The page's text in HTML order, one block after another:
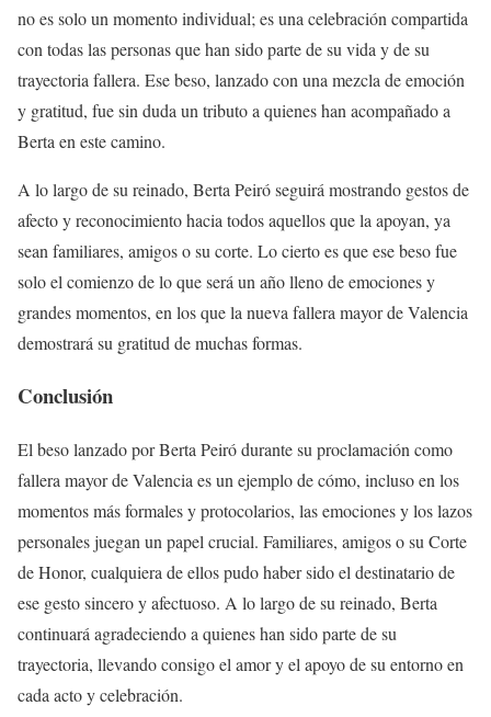
no es solo un momento individual; es una celebración compartida
con todas las personas que han sido parte de su vida y de su
trayectoria fallera. Ese beso, lanzado con una mezcla de emoción
y gratitud, fue sin duda un tributo a quienes han acompañado a
Berta en este camino.
A lo largo de su reinado, Berta Peiró seguirá mostrando gestos de
afecto y reconocimiento hacia todos aquellos que la apoyan, ya
sean familiares, amigos o su corte. Lo cierto es que ese beso fue
solo el comienzo de lo que será un año lleno de emociones y
grandes momentos, en los que la nueva fallera mayor de Valencia
demostrará su gratitud de muchas formas.
Conclusión
El beso lanzado por Berta Peiró durante su proclamación como
fallera mayor de Valencia es un ejemplo de cómo, incluso en los
momentos más formales y protocolarios, las emociones y los lazos
personales juegan un papel crucial. Familiares, amigos o su Corte
de Honor, cualquiera de ellos pudo haber sido el destinatario de
ese gesto sincero y afectuoso. A lo largo de su reinado, Berta
continuará agradeciendo a quienes han sido parte de su
trayectoria, llevando consigo el amor y el apoyo de su entorno en
cada acto y celebración.